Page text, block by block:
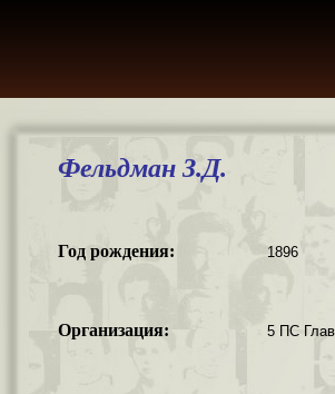
Фельдман З.Д.
Год рождения: 1896
Организация: 5 ПС